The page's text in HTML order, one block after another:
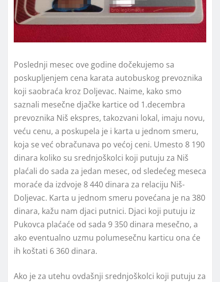
Poslednji mesec ove godine dočekujemo sa
poskupljenjem cena karata autobuskog prevoznika
koji saobraća kroz Doljevac. Naime, kako smo
saznali mesečne djačke kartice od 1.decembra
prevoznika Niš ekspres, takozvani lokal, imaju novu,
veću cenu, a poskupela je i karta u jednom smeru,
koja se već obračunava po većoj ceni. Umesto 8 190
dinara koliko su srednjoškolci koji putuju za Niš
plaćali do sada za jedan mesec, od sledećeg meseca
moraće da izdvoje 8 440 dinara za relaciju Niš-
Doljevac. Karta u jednom smeru povećana je na 380
dinara, kažu nam djaci putnici. Djaci koji putuju iz
Pukovca plaćaće od sada 9 350 dinara mesečno, a
ako eventualno uzmu polumesečnu karticu ona će
ih koštati 6 360 dinara.
Ako je za utehu ovdašnji srednjoškolci koji putuju za